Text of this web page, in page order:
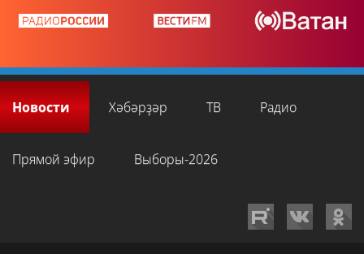
Новости Хәбәрҙәр ТВ Радио
Прямой эфир Выборы-2026